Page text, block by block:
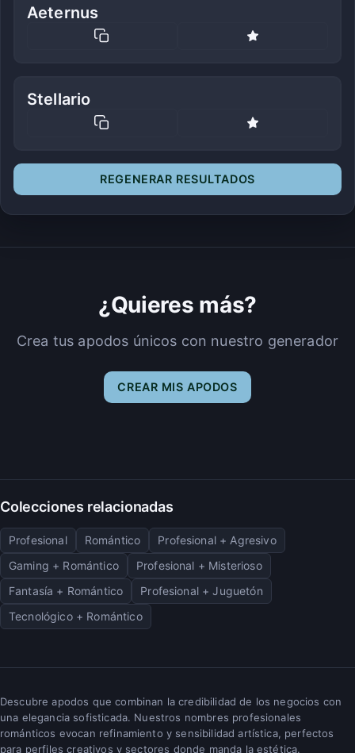
Aeternus
Stellario
REGENERAR RESULTADOS
¿Quieres más?
Crea tus apodos únicos con nuestro generador
CREAR MIS APODOS
Colecciones relacionadas
Profesional Romántico
Profesional + Agresivo
Gaming + Romántico
Profesional + Misterioso
Fantasía + Romántico
Profesional + Juguetón
Tecnológico + Romántico
Descubre apodos que combinan la credibilidad de los negocios con
una elegancia sofisticada. Nuestros nombres profesionales
románticos evocan refinamiento y sensibilidad artística, perfectos
para perfiles creativos y sectores donde manda la estética.